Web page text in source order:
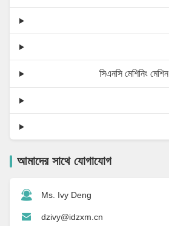
সিএনসি মেশিনিং মেশিন
আমাদের সাথে যোগাযোগ
Ms. Ivy Deng
dzivy@idzxm.cn